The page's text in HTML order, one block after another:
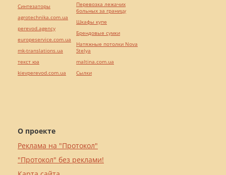
О проекте
Реклама на "Протокол"
"Протокол" без реклами!
Синтезаторы
agrotechnika.com.ua
perevod.agency
europeservice.com.ua
mk-translations.ua
текст юа
kievperevod.com.ua
Перевозка лежачих
больных за границу
Шкафы купе
Брендовые сумки
Натяжные потолки Nova
Stelya
maltina.com.ua
Cылки